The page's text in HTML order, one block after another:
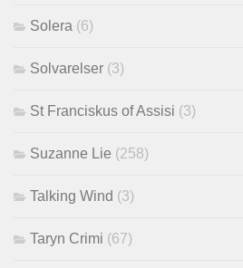
Solera (6)
Solvarelser (3)
St Franciskus of Assisi (3)
Suzanne Lie (258)
Talking Wind (3)
Taryn Crimi (67)